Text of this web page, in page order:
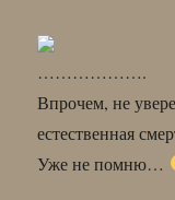
……………….
Впрочем, не
естественная
Уже не помню…